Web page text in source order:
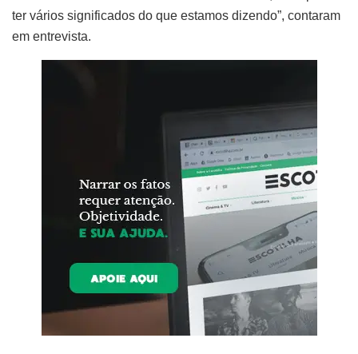
ter vários significados do que estamos dizendo”, contaram
em entrevista.